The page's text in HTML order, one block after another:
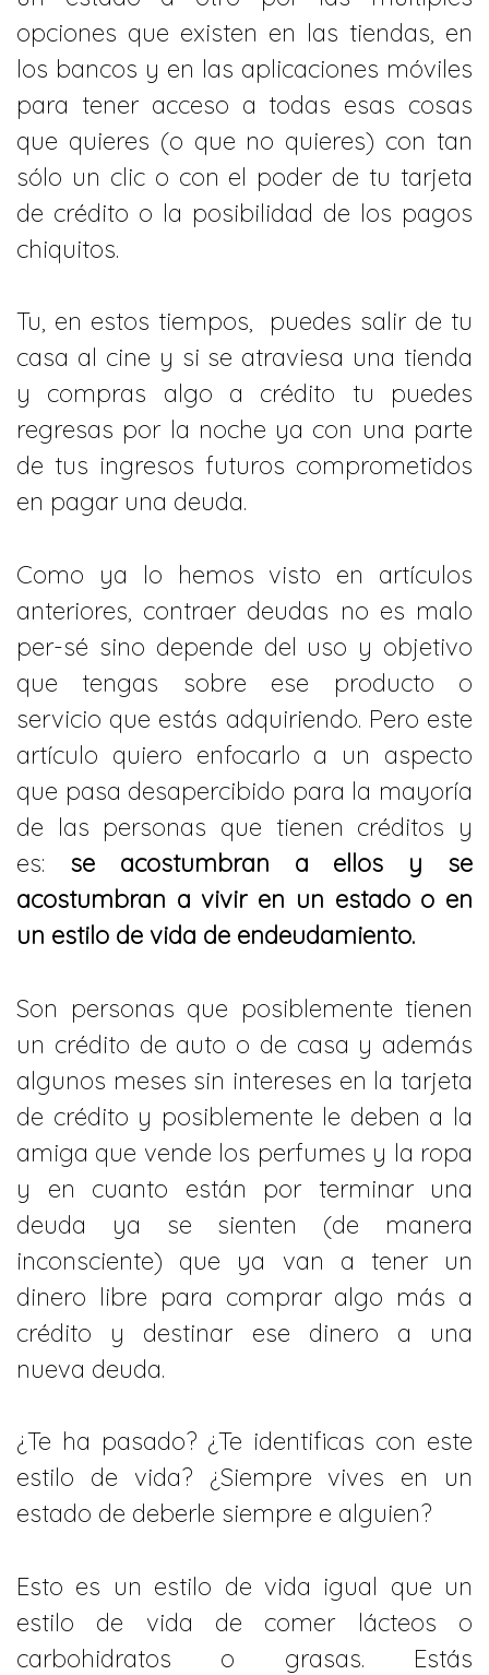
opciones que existen en las tiendas, en
los bancos y en las aplicaciones móviles
para tener acceso a todas esas cosas
que quieres (o que no quieres) con tan
sólo un clic o con el poder de tu tarjeta
de crédito o la posibilidad de los pagos
chiquitos.
Tu, en estos tiempos, puedes salir de tu
casa al cine y si se atraviesa una tienda
y compras algo a crédito tu puedes
regresas por la noche ya con una parte
de tus ingresos futuros comprometidos
en pagar una deuda.
Como ya lo hemos visto en artículos
anteriores, contraer deudas no es malo
per-sé sino depende del uso y objetivo
que tengas sobre ese producto o
servicio que estás adquiriendo. Pero este
artículo quiero enfocarlo a un aspecto
que pasa desapercibido para la mayoría
de las personas que tienen créditos y
es: se acostumbran a ellos y se
acostumbran a vivir en un estado o en
un estilo de vida de endeudamiento.
Son personas que posiblemente tienen
un crédito de auto o de casa y además
algunos meses sin intereses en la tarjeta
de crédito y posiblemente le deben a la
amiga que vende los perfumes y la ropa
y en cuanto están por terminar una
deuda ya se sienten (de manera
inconsciente) que ya van a tener un
dinero libre para comprar algo más a
crédito y destinar ese dinero a una
nueva deuda.
¿Te ha pasado? ¿Te identificas con este
estilo de vida? ¿Siempre vives en un
estado de deberle siempre e alguien?
Esto es un estilo de vida igual que un
estilo de vida de comer lácteos o
carbohidratos o grasas. Estás